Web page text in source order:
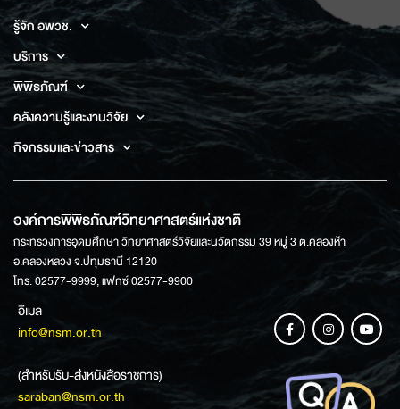
รู้จัก อพวช.
บริการ
พิพิธภัณฑ์
คลังความรู้และงานวิจัย
กิจกรรมและข่าวสาร
องค์การพิพิธภัณฑ์วิทยาศาสตร์แห่งชาติ
กระทรวงการอุดมศึกษา วิทยาศาสตร์วิจัยและนวัตกรรม 39 หมู่ 3 ต.คลองห้า
อ.คลองหลวง จ.ปทุมธานี 12120
โทร: 02577-9999, แฟกซ์ 02577-9900
อีเมล
info@nsm.or.th
(สำหรับรับ-ส่งหนังสือราชการ)
saraban@nsm.or.th